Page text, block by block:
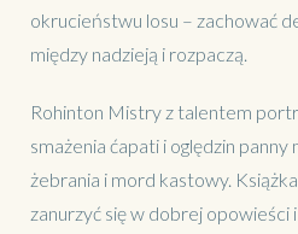
okrucieństwu losu – zachować
między nadzieją i rozpaczą.
Rohinton Mistry z talentem
smażenia ćapati i oględzin
żebrania i mord kastowy.
zanurzyć się w dobrej opowieści